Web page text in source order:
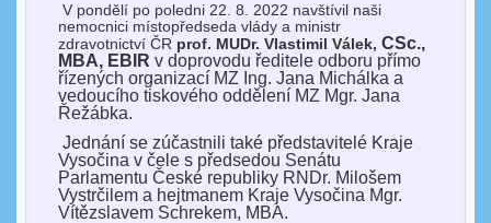
V pondělí po poledni 22. 8. 2022 navštívil naši
nemocnici místopředseda vlády a ministr
zdravotnictví ČR prof. MUDr. Vlastimil Válek,CSc.,
MBA, EBIR v doprovodu ředitele odboru přímo
řízených organizací MZ Ing. Jana Michálka a
vedoucího tiskového oddělení MZ Mgr. Jana
Řežábka.
Jednání se zúčastnili také představitelé Kraje
Vysočina v čele s předsedou Senátu
Parlamentu České republiky RNDr. Milošem
Vystrčilem a hejtmanem Kraje Vysočina Mgr.
Vítězslavem Schrekem, MBA.